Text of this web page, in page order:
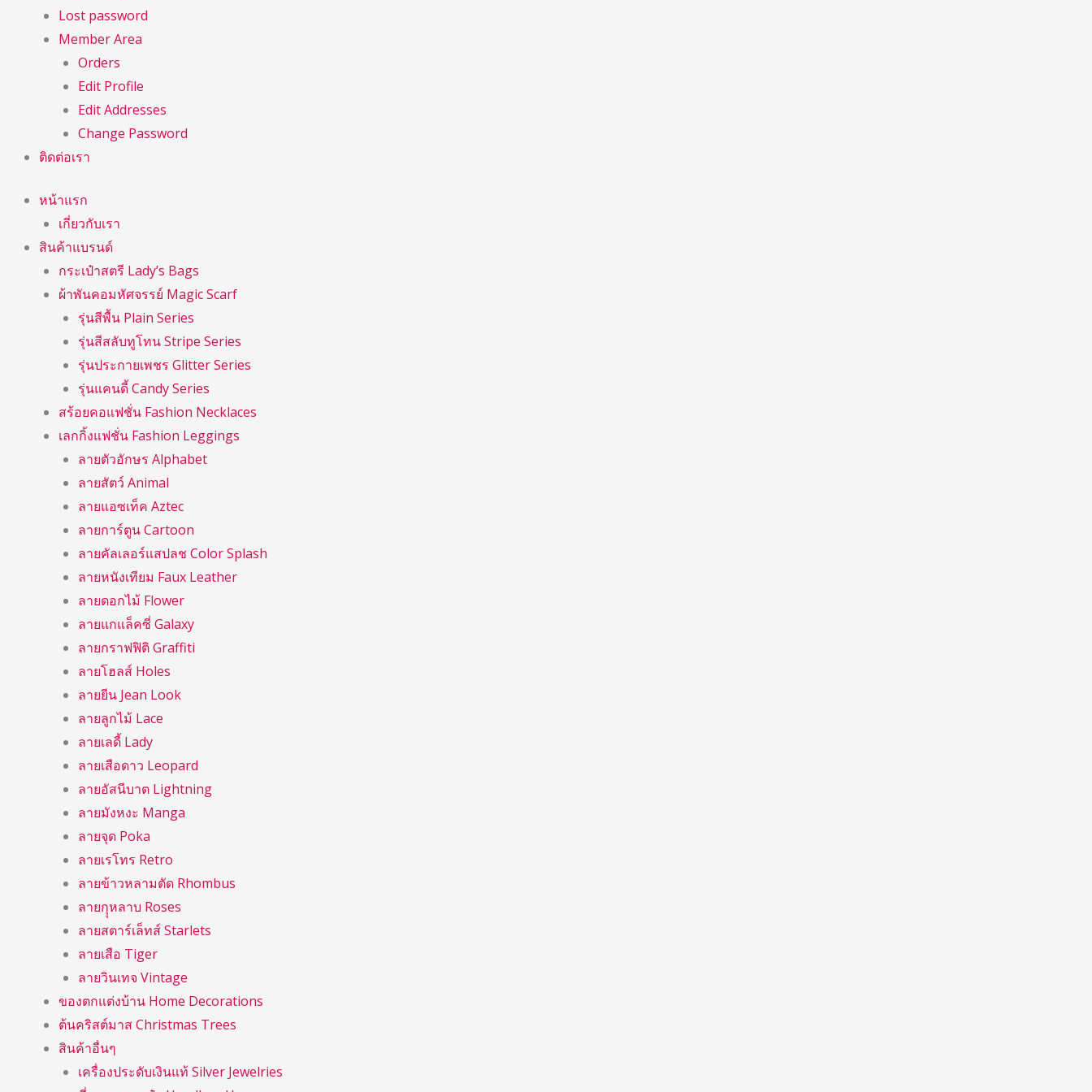
Lost password
Member Area
Orders
Edit Profile
Edit Addresses
Change Password
ติดต่อเรา
หน้าแรก
เกี่ยวกับเรา
สินค้าแบรนด์
กระเป๋าสตรี Lady’s Bags
ผ้าพันคอมหัศจรรย์ Magic Scarf
รุ่นสีพื้น Plain Series
รุ่นสีสลับทูโทน Stripe Series
รุ่นประกายเพชร Glitter Series
รุ่นแคนดี้ Candy Series
สร้อยคอแฟชั่น Fashion Necklaces
เลกกิ้งแฟชั่น Fashion Leggings
ลายตัวอักษร Alphabet
ลายสัตว์ Animal
ลายแอซเท็ค Aztec
ลายการ์ตูน Cartoon
ลายคัลเลอร์แสปลช Color Splash
ลายหนังเทียม Faux Leather
ลายดอกไม้ Flower
ลายแกแล็คซี่ Galaxy
ลายกราฟฟิติ Graffiti
ลายโฮลส์ Holes
ลายยีน Jean Look
ลายลูกไม้ Lace
ลายเลดี้ Lady
ลายเสือดาว Leopard
ลายอัสนีบาต Lightning
ลายมังหงะ Manga
ลายจุด Poka
ลายเรโทร Retro
ลายข้าวหลามตัด Rhombus
ลายกุุหลาบ Roses
ลายสตาร์เล็ทส์ Starlets
ลายเสือ Tiger
ลายวินเทจ Vintage
ของตกแต่งบ้าน Home Decorations
ต้นคริสต์มาส Christmas Trees
สินค้าอื่นๆ
เครื่องประดับเงินแท้ Silver Jewelries